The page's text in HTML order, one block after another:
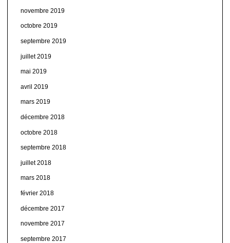
novembre 2019
octobre 2019
septembre 2019
juillet 2019
mai 2019
avril 2019
mars 2019
décembre 2018
octobre 2018
septembre 2018
juillet 2018
mars 2018
février 2018
décembre 2017
novembre 2017
septembre 2017